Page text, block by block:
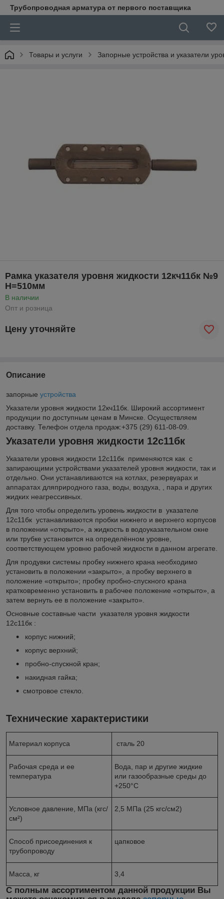
Трубопроводная арматура от первого поставщика
Товары и услуги Запорные устройства и указатели
Рамка указателя уровня жидкости 12кч11бк №9
H=510мм
В наличии
Опт и розница
Цену уточняйте
Описание
запорные устройства
Указатели уровня жидкости 12кч11бк. Широкий ассортимент
продукции по доступным ценам в Минске. Осуществляем
доставку. Телефон отдела продаж:+375 (29) 611-08-09.
Указатели уровня жидкости 12с11бк
Указатели уровня жидкости 12с11бк применяются как с
запирающими устройствами указателей уровня жидкости, так и
отдельно. Они устанавливаются на котлах, резервуарах и
аппаратах дляприродного газа, воды, воздуха, , пара и других
жидких неагрессивных.
Для того чтобы определить уровень жидкости в указателе
12с11бк устанавливаются пробки нижнего и верхнего корпусов
в положении «открыто», а жидкость в водоуказательном окне
или трубке установится на определённом уровне,
соответствующем уровню рабочей жидкости в данном агрегате.
Для продувки системы пробку нижнего крана необходимо
установить в положении «закрыто», а пробку верхнего в
положение «открыто»; пробку пробно-спускного крана
кратковременно установить в рабочее положение «открыто», а
затем вернуть ее в положение «закрыто».
Основные составные части указателя уровня жидкости
12с11бк :
корпус нижний;
корпус верхний;
пробно-спускной кран;
накидная гайка;
смотровое стекло.
Технические характеристики
Материал корпуса сталь 20
Рабочая среда и ее
температура
Вода, пар и другие жидкие
или газообразные среды до
+250°С
Условное давление, МПа (кгс/
см²)
2,5 МПа (25 кгс/см2)
Способ присоединения к
трубопроводу
цапковое
Масса, кг 3,4
С полным ассортиментом данной продукции Вы